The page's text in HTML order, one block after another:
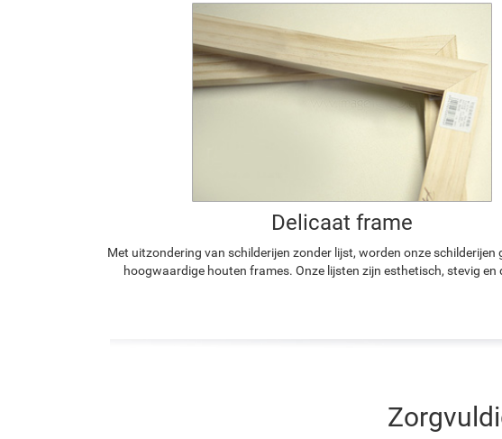
Delicaat frame
Met uitzondering van schilderijen zonder lijst, worden onze schilderijen
hoogwaardige houten frames. Onze lijsten zijn esthetisch, stevig en